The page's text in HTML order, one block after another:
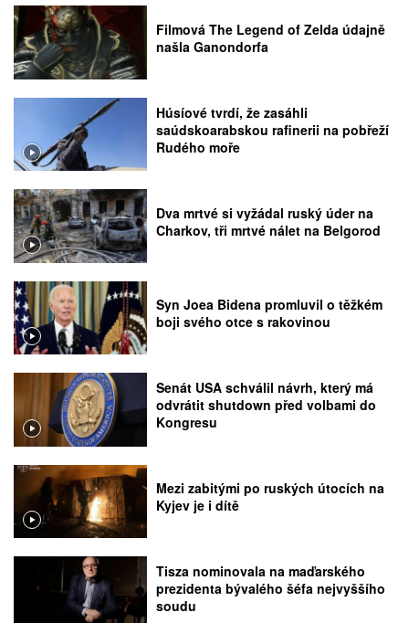
Filmová The Legend of Zelda údajně
našla Ganondorfa
Húsíové tvrdí, že zasáhli
saúdskoarabskou rafinerii na pobřeží
Rudého moře
Dva mrtvé si vyžádal ruský úder na
Charkov, tři mrtvé nálet na Belgorod
Syn Joea Bidena promluvil o těžkém
boji svého otce s rakovinou
Senát USA schválil návrh, který má
odvrátit shutdown před volbami do
Kongresu
Mezi zabitými po ruských útocích na
Kyjev je i dítě
Tisza nominovala na maďarského
prezidenta bývalého šéfa nejvyššího
soudu